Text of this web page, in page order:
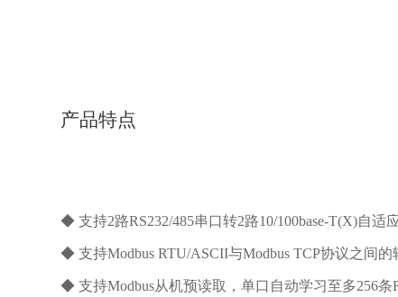
产品特点
◆ 支持2路RS232/485串口转2路10/100base-T(X)自适
◆ 支持Modbus RTU/ASCII与Modbus TCP协议之间
◆ 支持Modbus从机预读取，单口自动学习至多256